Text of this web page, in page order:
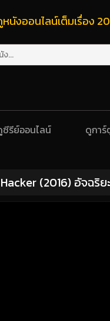
หนังออนไลน์เต็มเรื่อง
ซีรีย์ออนไลน์ ดูการ์
Hacker (2016) อัจฉริย